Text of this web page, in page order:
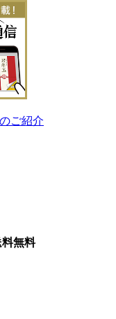
ご紹介
料無料